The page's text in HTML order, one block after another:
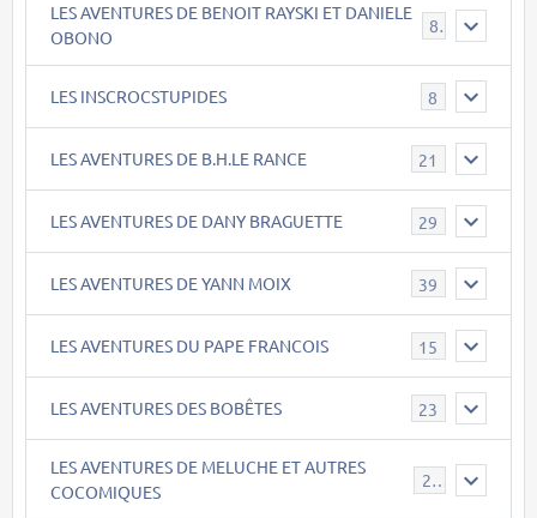
LES AVENTURES DE BENOIT RAYSKI ET DANIELE
OBONO
8
LES INSCROCSTUPIDES 8
LES AVENTURES DE B.H.LE RANCE 21
LES AVENTURES DE DANY BRAGUETTE 29
LES AVENTURES DE YANN MOIX 39
LES AVENTURES DU PAPE FRANCOIS 15
LES AVENTURES DES BOBÊTES 23
LES AVENTURES DE MELUCHE ET AUTRES
COCOMIQUES
22